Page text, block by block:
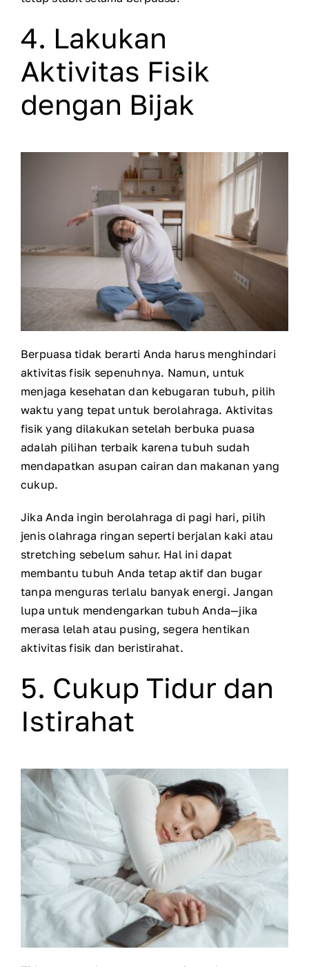
4. Lakukan
Aktivitas Fisik
dengan Bijak
Berpuasa tidak berarti Anda harus menghindari
aktivitas fisik sepenuhnya. Namun, untuk
menjaga kesehatan dan kebugaran tubuh, pilih
waktu yang tepat untuk berolahraga. Aktivitas
fisik yang dilakukan setelah berbuka puasa
adalah pilihan terbaik karena tubuh sudah
mendapatkan asupan cairan dan makanan yang
cukup.
Jika Anda ingin berolahraga di pagi hari, pilih
jenis olahraga ringan seperti berjalan kaki atau
stretching sebelum sahur. Hal ini dapat
membantu tubuh Anda tetap aktif dan bugar
tanpa menguras terlalu banyak energi. Jangan
lupa untuk mendengarkan tubuh Anda—jika
merasa lelah atau pusing, segera hentikan
aktivitas fisik dan beristirahat.
5. Cukup Tidur dan
Istirahat